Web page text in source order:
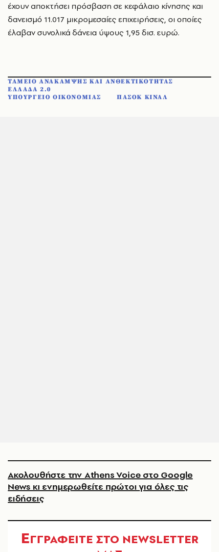
έχουν αποκτήσει πρόσβαση σε κεφάλαιο κίνησης και
δανεισμό 11.017 μικρομεσαίες επιχειρήσεις, οι οποίες
έλαβαν συνολικά δάνεια ύψους 1,95 δισ. ευρώ.
ΤΑΜΕΙΟ ΑΝΑΚΑΜΨΗΣ ΚΑΙ ΑΝΘΕΚΤΙΚΟΤΗΤΑΣ
ΕΛΛΑΔΑ 2.0
ΥΠΟΥΡΓΕΙΟ ΟΙΚΟΝΟΜΙΑΣ
ΠΑΣΟΚ ΚΙΝΑΛ
Ακολουθήστε την Athens Voice στο Google
News κι ενημερωθείτε πρώτοι για όλες τις
ειδήσεις
ΕΓΓΡΑΦΕΙΤΕ ΣΤΟ NEWSLETTER